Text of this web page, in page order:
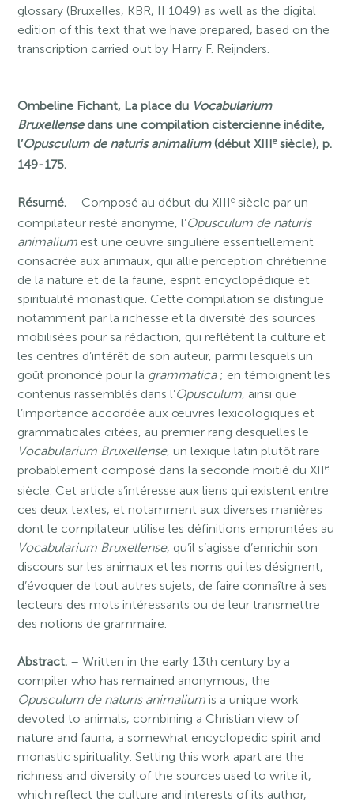
glossary (Bruxelles, KBR, II 1049) as well as the digital
edition of this text that we have prepared, based on the
transcription carried out by Harry F. Reijnders.
Ombeline Fichant, La place du Vocabularium
Bruxellense dans une compilation cistercienne inédite,
l’Opusculum de naturis animalium(début XIIIesiècle), p.
149-175.
Résumé. – Composé au début du XIIIe siècle par un
compilateur resté anonyme, l’Opusculum de naturis
animalium est une œuvre singulière essentiellement
consacrée aux animaux, qui allie perception chrétienne
de la nature et de la faune, esprit encyclopédique et
spiritualité monastique. Cette compilation se distingue
notamment par la richesse et la diversité des sources
mobilisées pour sa rédaction, qui reflètent la culture et
les centres d’intérêt de son auteur, parmi lesquels un
goût prononcé pour la grammatica; en témoignent les
contenus rassemblés dans l’Opusculum, ainsi que
l’importance accordée aux œuvres lexicologiques et
grammaticales citées, au premier rang desquelles le
Vocabularium Bruxellense, un lexique latin plutôt rare
probablement composé dans la seconde moitié du XIIe
siècle. Cet article s’intéresse aux liens qui existent entre
ces deux textes, et notamment aux diverses manières
dont le compilateur utilise les définitions empruntées au
Vocabularium Bruxellense, qu’il s’agisse d’enrichir son
discours sur les animaux et les noms qui les désignent,
d’évoquer de tout autres sujets, de faire connaître à ses
lecteurs des mots intéressants ou de leur transmettre
des notions de grammaire.
Abstract. – Written in the early 13th century by a
compiler who has remained anonymous, the
Opusculum de naturis animalium is a unique work
devoted to animals, combining a Christian view of
nature and fauna, a somewhat encyclopedic spirit and
monastic spirituality. Setting this work apart are the
richness and diversity of the sources used to write it,
which reflect the culture and interests of its author,